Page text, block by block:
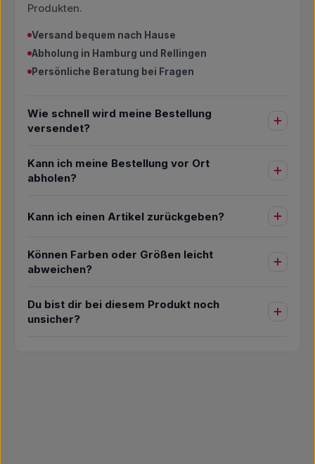
Produkten.
Versand bequem nach Hause
Abholung in Hamburg und Rellingen
Persönliche Beratung bei Fragen
Wie schnell wird meine Bestellung
versendet?
Kann ich meine Bestellung vor Ort
abholen?
Kann ich einen Artikel zurückgeben?
Können Farben oder Größen leicht
abweichen?
Du bist dir bei diesem Produkt noch
unsicher?